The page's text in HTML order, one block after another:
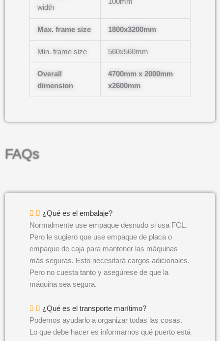
width
Max. frame size 1800x3200mm
Min. frame size 560x560mm
Overall
dimension
4700mm x 2000mm
x2600mm
FAQs
¿Qué es el embalaje?
Normalmente use empaque desnudo si usa FCL.
Pero le sugiero que use empaque de placa o
empaque de caja para mantener las máquinas
más seguras. Esto necesitará cargos adicionales.
Pero no cuesta tanto y asegúrese de que la
máquina sea segura.
¿Qué es el transporte marítimo?
Podemos ayudarlo a organizar todas las cosas.
Lo que debe hacer es informarnos qué puerto está